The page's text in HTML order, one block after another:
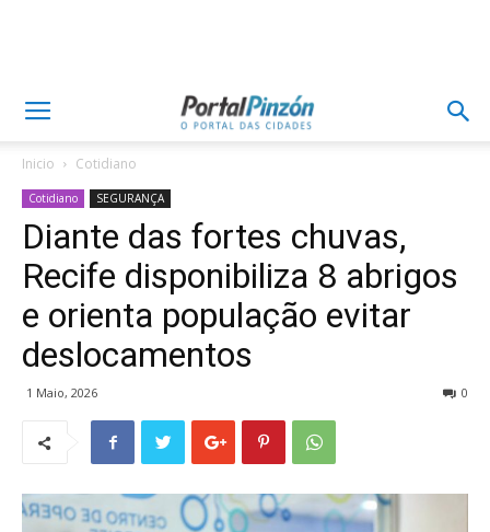
Inicio Cotidiano
Cotidiano SEGURANÇA
Diante das fortes chuvas,
Recife disponibiliza 8 abrigos
e orienta população evitar
deslocamentos
1 Maio, 2026 0